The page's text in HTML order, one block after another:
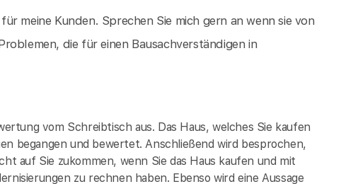
meine Kunden. Sprechen Sie mich gern an wenn sie von
die für einen Bausachverständigen in
vom Schreibtisch aus. Das Haus, welches Sie kaufen
begangen und bewertet. Anschließend wird besprochen,
auf Sie zukommen, wenn Sie das Haus kaufen und mit
zu rechnen haben. Ebenso wird eine Aussage